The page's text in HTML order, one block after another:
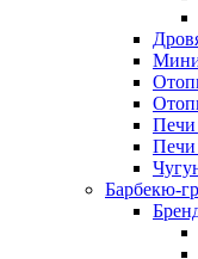
Мини
Печи
Печи
Барбекю-